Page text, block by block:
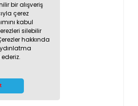
bir alışveriş
çerez
kabul
silebilir
hakkında